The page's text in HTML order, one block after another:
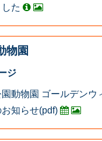
た
物園
ジ
園動物園 ゴールデンウ
お知らせ(pdf)